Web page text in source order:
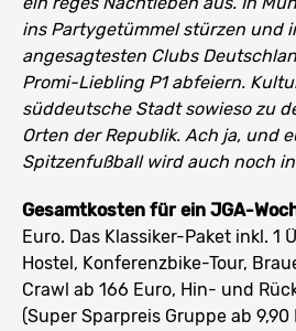
ins Partygetümmel stürzen und
angesagtesten Clubs
Promi-Liebling P1 abfeiern.
süddeutsche Stadt sowieso zu
Orten der Republik. Ach ja, und
Spitzenfußball wird auch noch
Gesamtkosten für ein JGA-
Euro. Das Klassiker-Paket inkl. 1
Hostel, Konferenzbike-Tour,
Crawl ab 166 Euro, Hin- und
(Super Sparpreis Gruppe ab 9,90